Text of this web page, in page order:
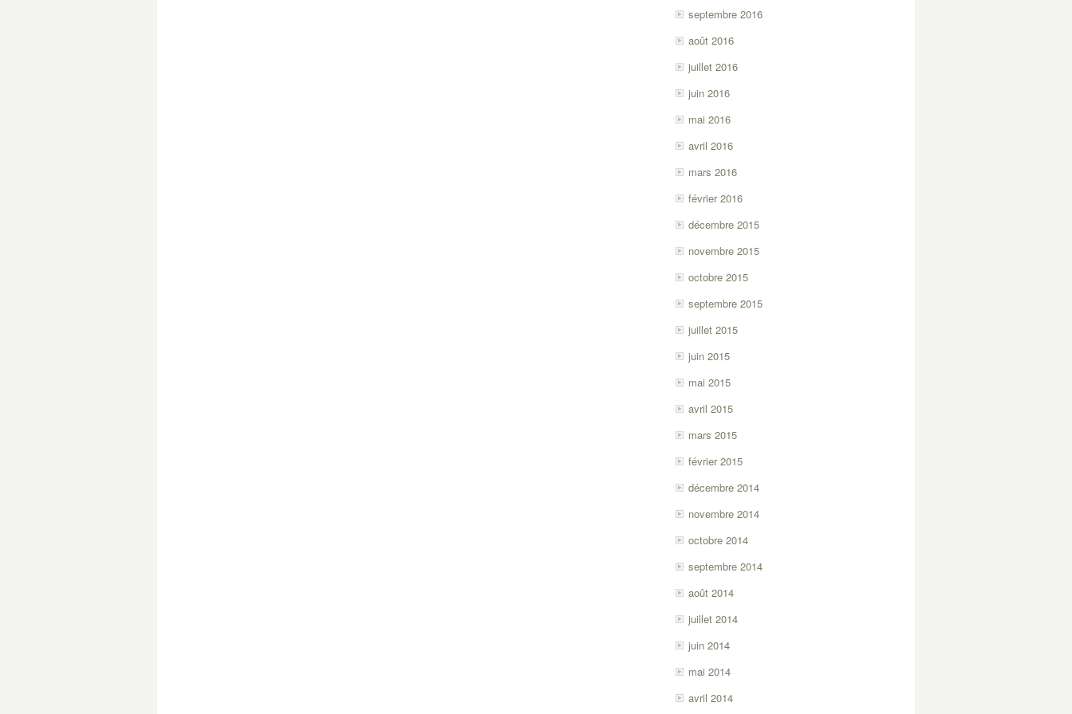
septembre 2016
août 2016
juillet 2016
juin 2016
mai 2016
avril 2016
mars 2016
février 2016
décembre 2015
novembre 2015
octobre 2015
septembre 2015
juillet 2015
juin 2015
mai 2015
avril 2015
mars 2015
février 2015
décembre 2014
novembre 2014
octobre 2014
septembre 2014
août 2014
juillet 2014
juin 2014
mai 2014
avril 2014